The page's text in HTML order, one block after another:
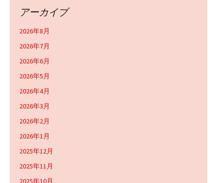
アーカイブ
2026年8月
2026年7月
2026年6月
2026年5月
2026年4月
2026年3月
2026年2月
2026年1月
2025年12月
2025年11月
2025年10月